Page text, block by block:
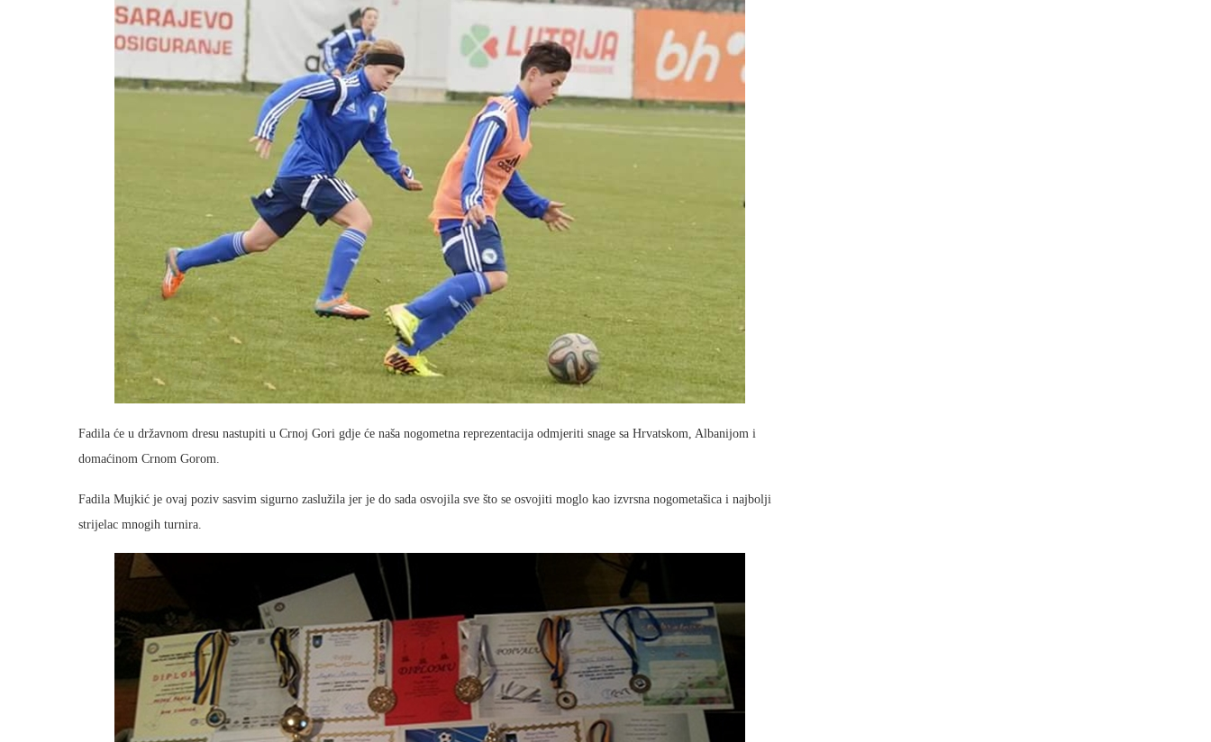
Fadila će u državnom dresu nastupiti u Crnoj Gori gdje će naša nogometna reprezentacija odmjeriti snage sa Hrvatskom, Albanijom i
domaćinom Crnom Gorom.
Fadila Mujkić je ovaj poziv sasvim sigurno zaslužila jer je do sada osvojila sve što se osvojiti moglo kao izvrsna nogometašica i najbolji
strijelac mnogih turnira.